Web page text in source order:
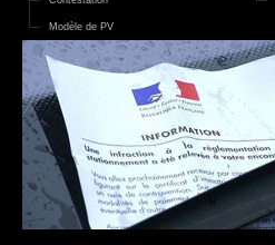
Modèle de PV